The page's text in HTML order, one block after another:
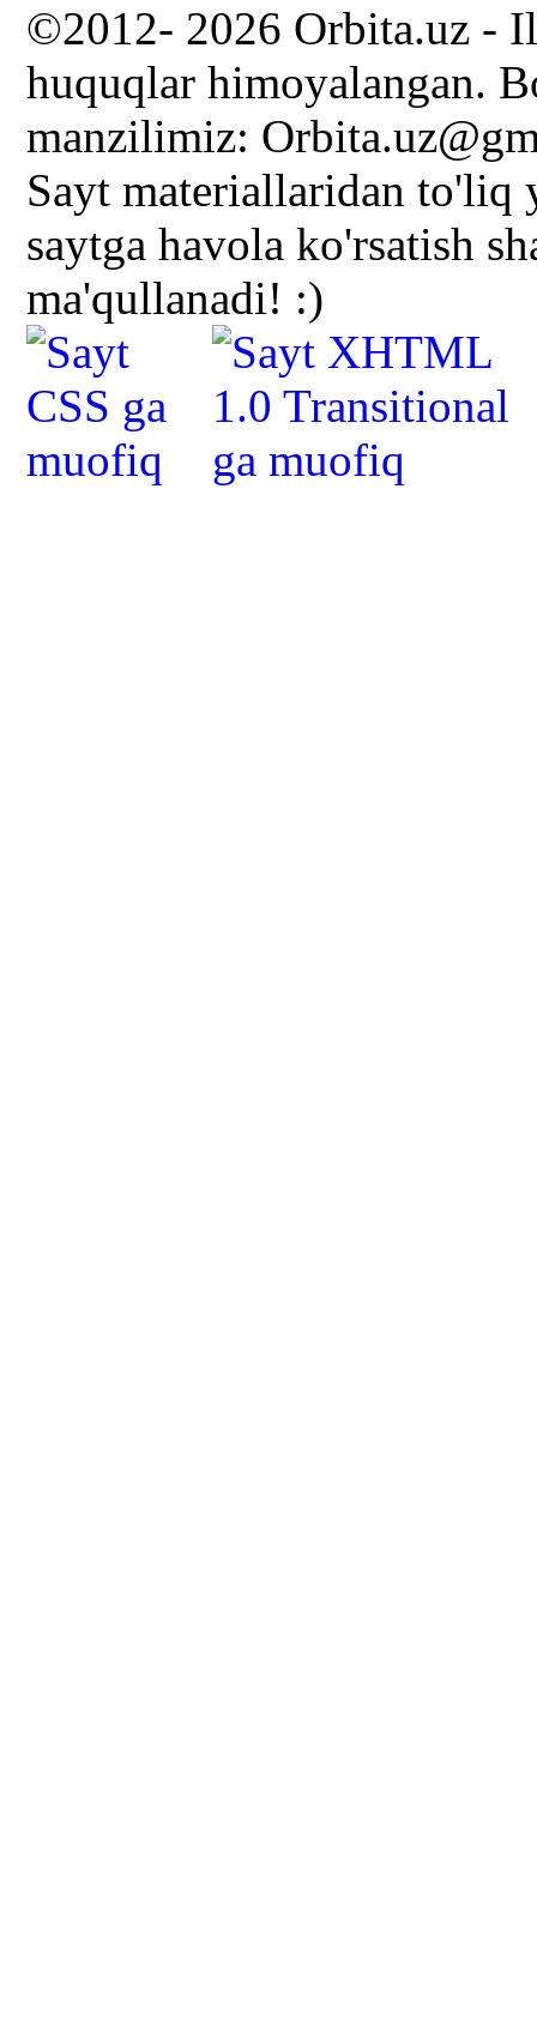
©2012- 2026 Orbita.uz -
huquqlar himoyalangan.
manzilimiz:
Sayt materiallaridan
saytga havola ko'rsatish
ma'qullanadi! :)